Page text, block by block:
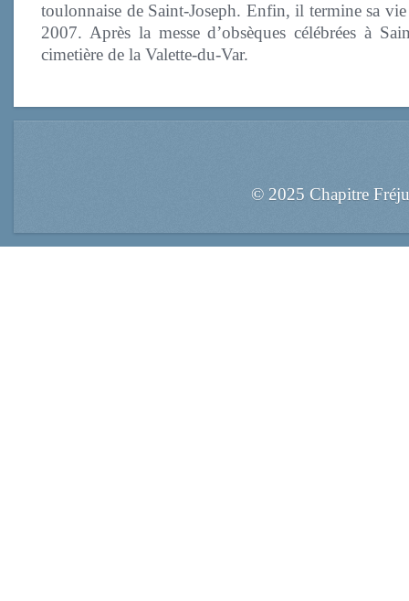
toulonnaise de Saint-Joseph. Enfin, il termine sa
2007. Après la messe d’obsèques célébrées à
cimetière de la Valette-du-Var.
© 2025 Chapitre